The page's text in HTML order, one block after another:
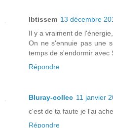
Ibtissem 13 décembre
Il y a vraiment de
On ne s'ennuie pas une
temps de s'endormir avec
Répondre
Bluray-collec 11 janvier
c'est de ta faute je l'ai
Répondre